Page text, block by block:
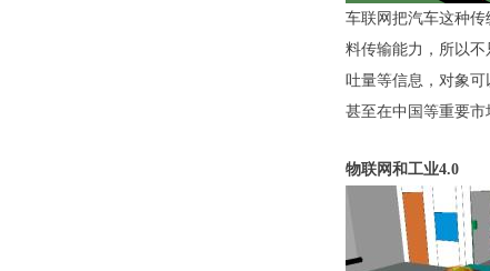
车联网把汽车这种
料传输能力，所以不
吐量等信息，对象
甚至在中国等重要
物联网和工业4.0